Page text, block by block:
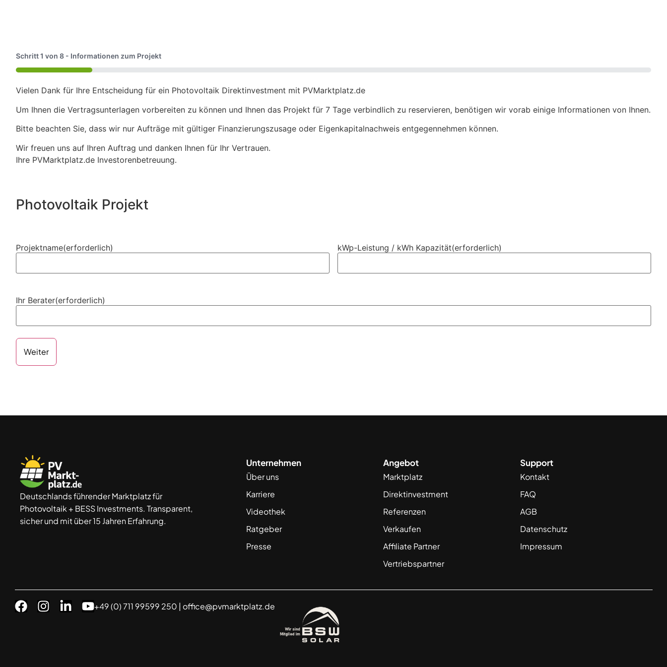
Schritt1 von 8 - Informationen zum Projekt
12%
Vielen Dank für Ihre Entscheidung für ein Photovoltaik Direktinvestment mit PVMarktplatz.de
Um Ihnen die Vertragsunterlagen vorbereiten zu können und Ihnen das Projekt für 7 Tage verbindlich zu reservieren, benötigen wir vorab einige Informationen von Ihnen.
Bitte beachten Sie, dass wir nur Aufträge mit gültiger Finanzierungszusage oder Eigenkapitalnachweis entgegennehmen können.
Wir freuen uns auf Ihren Auftrag und danken Ihnen für Ihr Vertrauen.
Ihre PVMarktplatz.de Investorenbetreuung.
Photovoltaik Projekt
Projektname(erforderlich) kWp-Leistung / kWh Kapazität(erforderlich)
Ihr Berater(erforderlich)
Weiter
Deutschlands führender Marktplatz für
Photovoltaik + BESS Investments. Transparent,
sicher und mit über 15 Jahren Erfahrung.
Unternehmen
Über uns
Karriere
Videothek
Ratgeber
Presse
Angebot
Marktplatz
Direktinvestment
Referenzen
Verkaufen
Affiliate Partner
Vertriebspartner
Support
Kontakt
FAQ
AGB
Datenschutz
Impressum
+49 (0) 711 99599 250 | office@pvmarktplatz.de